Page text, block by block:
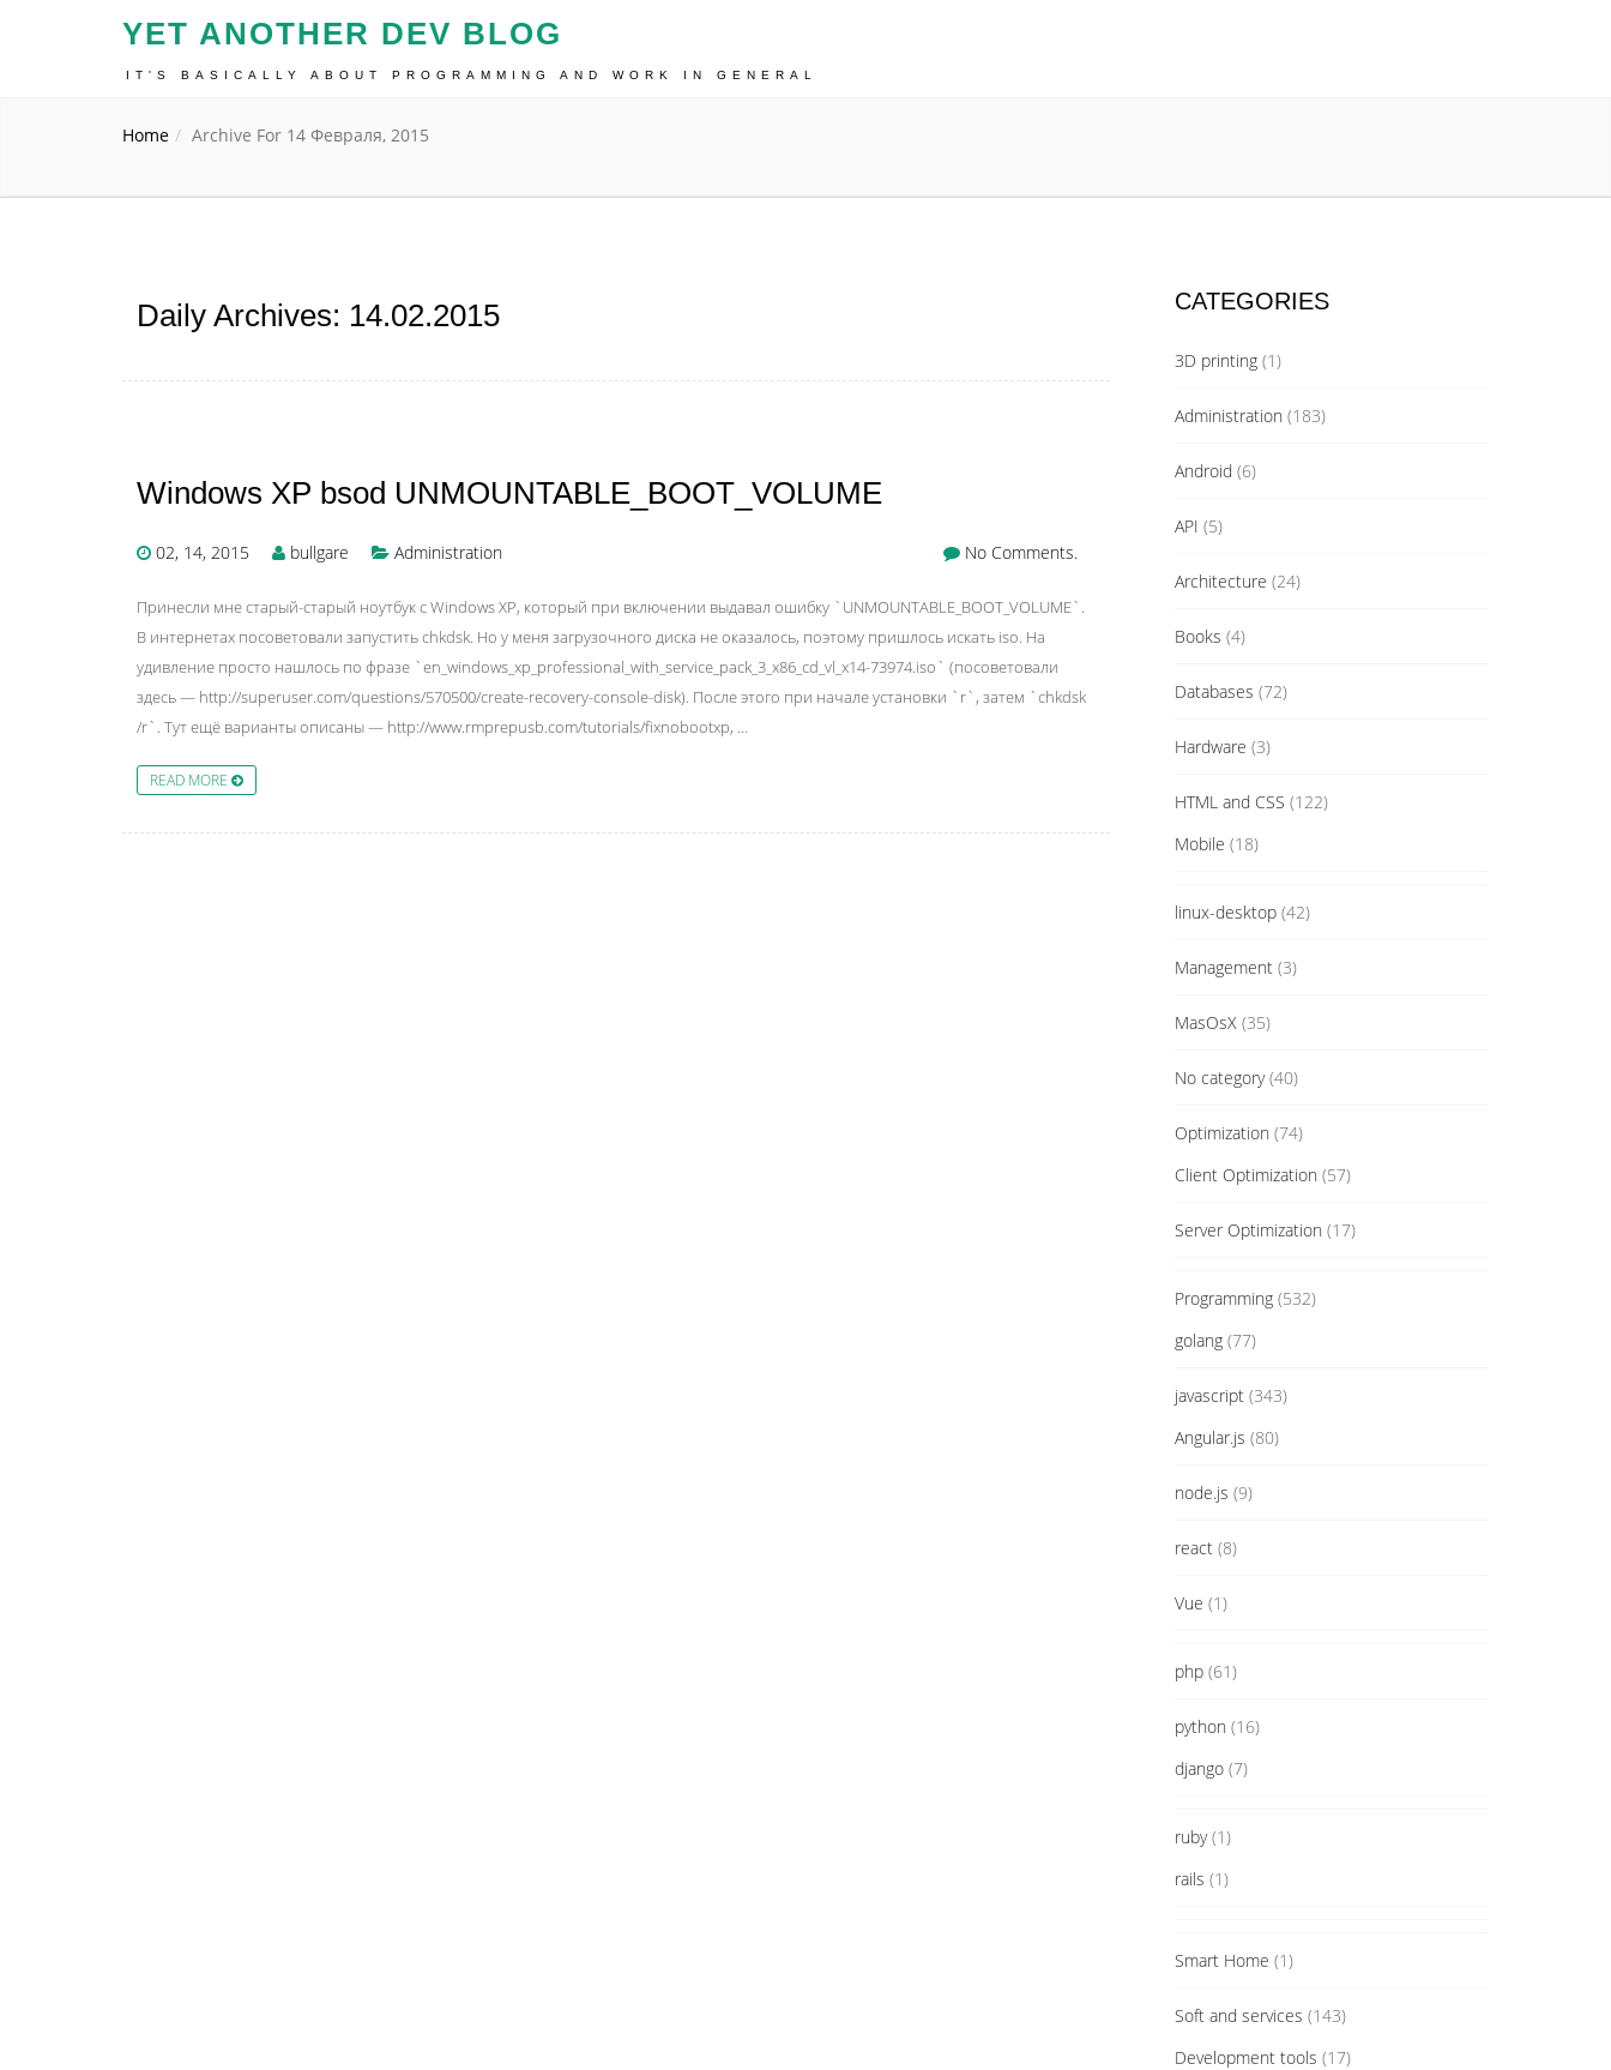
YET ANOTHER DEV BLOG
IT'S BASICALLY ABOUT PROGRAMMING AND WORK IN GENERAL
Home Archive For 14 Февраля, 2015
Daily Archives: 14.02.2015
Windows XP bsod UNMOUNTABLE_BOOT_VOLUME
02, 14, 2015 bullgare Administration No Comments.
Принесли мне старый-старый ноутбук с Windows XP, который при включении выдавал ошибку `UNMOUNTABLE_BOOT_VOLUME`.
В интернетах посоветовали запустить chkdsk. Но у меня загрузочного диска не оказалось, поэтому пришлось искать iso. На
удивление просто нашлось по фразе `en_windows_xp_professional_with_service_pack_3_x86_cd_vl_x14-73974.iso` (посоветовали
здесь — http://superuser.com/questions/570500/create-recovery-console-disk). После этого при начале установки `r`, затем `chkdsk
/r`. Тут ещё варианты описаны — http://www.rmprepusb.com/tutorials/fixnobootxp, …
READ MORE
CATEGORIES
3D printing(1)
Administration (183)
Android (6)
API (5)
Architecture (24)
Books (4)
Databases (72)
Hardware (3)
HTML and CSS (122)
Mobile (18)
linux-desktop(42)
Management(3)
MasOsX(35)
No category(40)
Optimization (74)
Client Optimization (57)
Server Optimization (17)
Programming(532)
golang(77)
javascript(343)
Angular.js (80)
node.js (9)
react(8)
Vue (1)
php(61)
python (16)
django(7)
ruby(1)
rails (1)
Smart Home (1)
Soft and services (143)
Development tools (17)